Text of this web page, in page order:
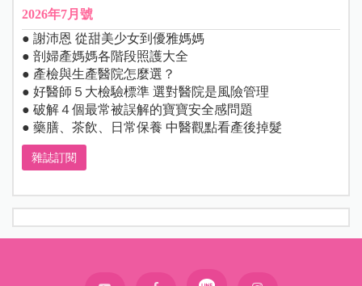
2026年7月號
● 謝沛恩 從甜美少女到優雅媽媽
● 剖婦產媽媽各階段照護大全
● 產檢與生產醫院怎麼選？
● 好醫師５大檢驗標準 選對醫院是風險管理
● 破解４個最常被誤解的寶寶安全感問題
● 藥膳、茶飲、日常保養 中醫觀點看產後掉髮
雜誌訂閱